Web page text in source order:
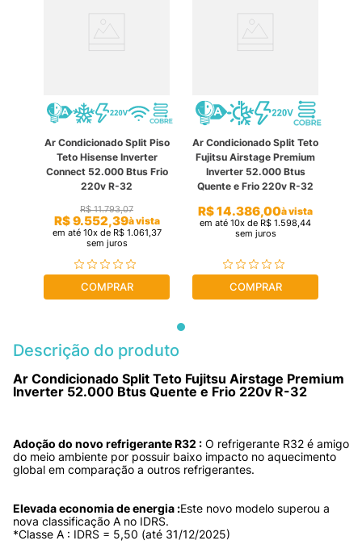
Ar Condicionado Split Piso
Teto Hisense Inverter
Connect 52.000 Btus Frio
220v R-32
R$ 11.793,07
R$9.552,39à vista
em até 10x de R$ 1.061,37
sem juros
COMPRAR
Ar Condicionado Split Teto
Fujitsu Airstage Premium
Inverter 52.000 Btus
Quente e Frio 220v R-32
R$14.386,00à vista
em até 10x de R$ 1.598,44
sem juros
COMPRAR
Descrição do produto
Ar Condicionado Split Teto Fujitsu Airstage Premium
Inverter 52.000 Btus Quente e Frio 220v R-32
Adoção do novo refrigerante R32 : O refrigerante R32 é amigo
do meio ambiente por possuir baixo impacto no aquecimento
global em comparação a outros refrigerantes.
Elevada economia de energia :Este novo modelo superou a
nova classificação A no IDRS.
*Classe A : IDRS = 5,50 (até 31/12/2025)